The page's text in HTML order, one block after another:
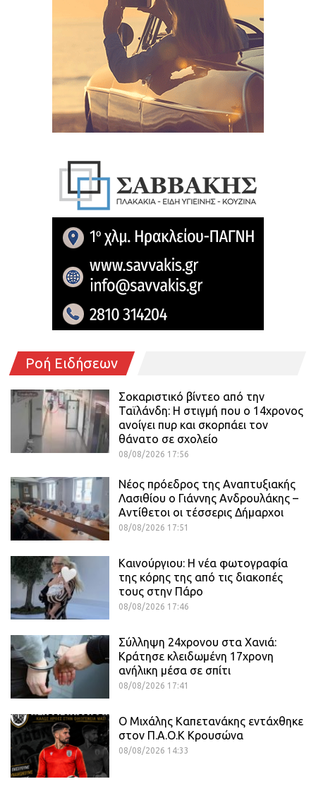
Ροή Ειδήσεων
Σοκαριστικό βίντεο από την
Ταϊλάνδη: Η στιγμή που ο 14χρονος
ανοίγει πυρ και σκορπάει τον
θάνατο σε σχολείο
08/08/2026 17:56
Νέος πρόεδρος της Αναπτυξιακής
Λασιθίου ο Γιάννης Ανδρουλάκης –
Αντίθετοι οι τέσσερις Δήμαρχοι
08/08/2026 17:51
Καινούργιου: Η νέα φωτογραφία
της κόρης της από τις διακοπές
τους στην Πάρο
08/08/2026 17:46
Σύλληψη 24χρονου στα Χανιά:
Κράτησε κλειδωμένη 17χρονη
ανήλικη μέσα σε σπίτι
08/08/2026 17:41
O Mιχάλης Καπετανάκης εντάχθηκε
στον Π.Α.Ο.Κ Κρουσώνα
08/08/2026 14:33